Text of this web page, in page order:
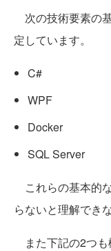
次の技術要素の
定しています。
C#
WPF
Docker
SQL Server
これらの基本的
らないと理解でき
また下記の2つも